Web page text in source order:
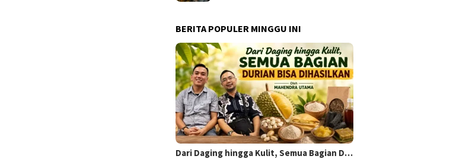
BERITA POPULER MINGGU INI
Dari Daging hingga Kulit, Semua Bagian D…